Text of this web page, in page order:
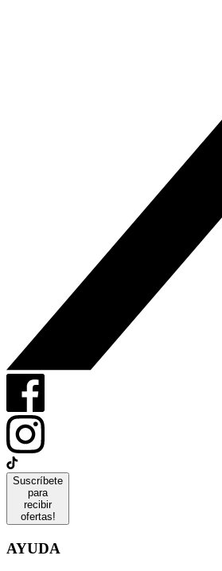
Suscríbete
para
recibir
ofertas!
AYUDA